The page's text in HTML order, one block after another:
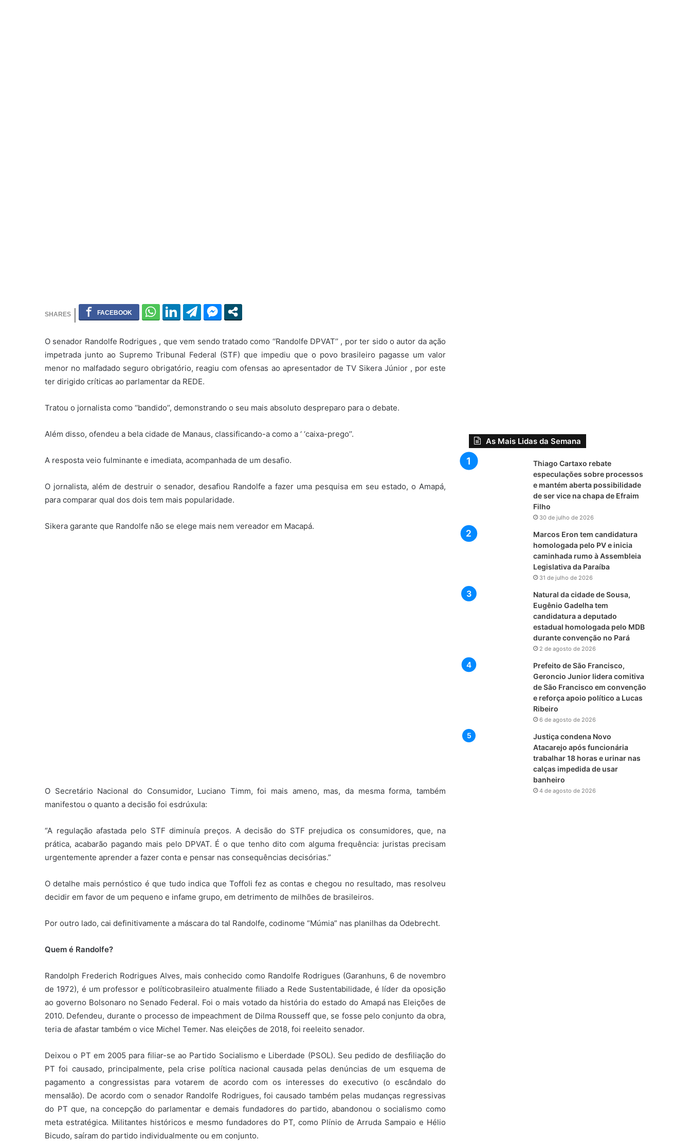
O senador Randolfe Rodrigues , que vem sendo tratado como ‘‘Randolfe DPVAT’’ , por ter sido o autor da ação
impetrada junto ao Supremo Tribunal Federal (STF) que impediu que o povo brasileiro pagasse um valor
menor no malfadado seguro obrigatório, reagiu com ofensas ao apresentador de TV Sikera Júnior , por este
ter dirigido críticas ao parlamentar da REDE.
Tratou o jornalista como ‘‘bandido’’, demonstrando o seu mais absoluto despreparo para o debate.
Além disso, ofendeu a bela cidade de Manaus, classificando-a como a ‘ ‘caixa-prego’’.
A resposta veio fulminante e imediata, acompanhada de um desafio.
O jornalista, além de destruir o senador, desafiou Randolfe a fazer uma pesquisa em seu estado, o Amapá,
para comparar qual dos dois tem mais popularidade.
Sikera garante que Randolfe não se elege mais nem vereador em Macapá.
O Secretário Nacional do Consumidor, Luciano Timm, foi mais ameno, mas, da mesma forma, também
manifestou o quanto a decisão foi esdrúxula:
“A regulação afastada pelo STF diminuía preços. A decisão do STF prejudica os consumidores, que, na
prática, acabarão pagando mais pelo DPVAT. É o que tenho dito com alguma frequência: juristas precisam
urgentemente aprender a fazer conta e pensar nas consequências decisórias.”
O detalhe mais pernóstico é que tudo indica que Toffoli fez as contas e chegou no resultado, mas resolveu
decidir em favor de um pequeno e infame grupo, em detrimento de milhões de brasileiros.
Por outro lado, cai definitivamente a máscara do tal Randolfe, codinome “Múmia” nas planilhas da Odebrecht.
Quem é Randolfe?
Randolph Frederich Rodrigues Alves, mais conhecido como Randolfe Rodrigues (Garanhuns, 6 de novembro
de 1972), é um professor e políticobrasileiro atualmente filiado a Rede Sustentabilidade, é líder da oposição
ao governo Bolsonaro no Senado Federal. Foi o mais votado da história do estado do Amapá nas Eleições de
2010. Defendeu, durante o processo de impeachment de Dilma Rousseff que, se fosse pelo conjunto da obra,
teria de afastar também o vice Michel Temer. Nas eleições de 2018, foi reeleito senador.
Deixou o PT em 2005 para filiar-se ao Partido Socialismo e Liberdade (PSOL). Seu pedido de desfiliação do
PT foi causado, principalmente, pela crise política nacional causada pelas denúncias de um esquema de
pagamento a congressistas para votarem de acordo com os interesses do executivo (o escândalo do
mensalão). De acordo com o senador Randolfe Rodrigues, foi causado também pelas mudanças regressivas
do PT que, na concepção do parlamentar e demais fundadores do partido, abandonou o socialismo como
meta estratégica. Militantes históricos e mesmo fundadores do PT, como Plínio de Arruda Sampaio e Hélio
Bicudo, saíram do partido individualmente ou em conjunto.
As Mais Lidas da Semana
Thiago Cartaxo rebate
especulações sobre processos
e mantém aberta possibilidade
de ser vice na chapa de Efraim
Filho
30 de julho de 2026
Marcos Eron tem candidatura
homologada pelo PV e inicia
caminhada rumo à Assembleia
Legislativa da Paraíba
31 de julho de 2026
Natural da cidade de Sousa,
Eugênio Gadelha tem
candidatura a deputado
estadual homologada pelo MDB
durante convenção no Pará
2 de agosto de 2026
Prefeito de São Francisco,
Geroncio Junior lidera comitiva
de São Francisco em convenção
e reforça apoio político a Lucas
Ribeiro
6 de agosto de 2026
Justiça condena Novo
Atacarejo após funcionária
trabalhar 18 horas e urinar nas
calças impedida de usar
banheiro
4 de agosto de 2026